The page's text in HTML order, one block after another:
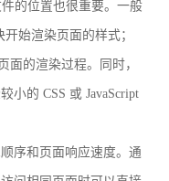
件的位置也很重要。一般
始渲染页面的样式；
面的渲染过程。同时，
小的 CSS 或 JavaScript
序和页面响应速度。通